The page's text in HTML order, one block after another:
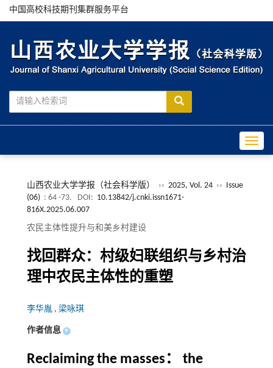
中国高校科技期刊集群服务平台
山西农业大学学报（社会科学版） ›› 2025, Vol. 24 ›› Issue
(06) : 64 -73. DOI: 10.13842/j.cnki.issn1671-
816X.2025.06.007
农民主体性提升与和美乡村建设
找回群众：村级妇联组织与乡村治
理中农民主体性的重塑
李华胤 , 梁咏琪
作者信息 +
Reclaiming the masses： the